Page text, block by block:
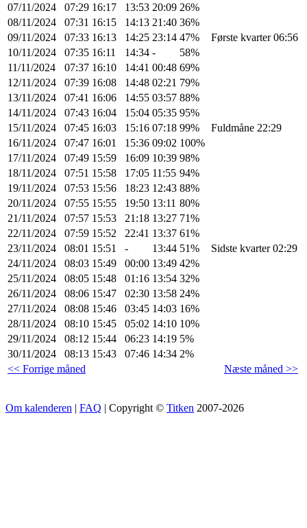
07/11/2024
07:29 16:17 13:53 20:09 26%
08/11/2024
07:31 16:15 14:13 21:40 36%
09/11/2024
07:33 16:13 14:25 23:14 47%
Første kvarter 06:56
10/11/2024
07:35 16:11 14:34 -
58%
11/11/2024
07:37 16:10 14:41 00:48 69%
12/11/2024
07:39 16:08 14:48 02:21 79%
13/11/2024
07:41 16:06 14:55 03:57 88%
14/11/2024
07:43 16:04 15:04 05:35 95%
15/11/2024
07:45 16:03 15:16 07:18 99%
Fuldmåne 22:29
16/11/2024
07:47 16:01 15:36 09:02 100%
17/11/2024
07:49 15:59 16:09 10:39 98%
18/11/2024
07:51 15:58 17:05 11:55 94%
19/11/2024
07:53 15:56 18:23 12:43 88%
20/11/2024
07:55 15:55 19:50 13:11 80%
21/11/2024
07:57 15:53 21:18 13:27 71%
22/11/2024
07:59 15:52 22:41 13:37 61%
23/11/2024
08:01 15:51 - 13:44 51%
Sidste kvarter 02:29
24/11/2024
08:03 15:49 00:00 13:49 42%
25/11/2024
08:05 15:48 01:16 13:54 32%
26/11/2024
08:06 15:47 02:30 13:58 24%
27/11/2024
08:08 15:46 03:45 14:03 16%
28/11/2024
08:10 15:45 05:02 14:10 10%
29/11/2024
08:12 15:44 06:23 14:19 5%
30/11/2024
08:13 15:43 07:46 14:34 2%
<< Forrige måned
Næste måned >>
Om kalenderen | FAQ | Copyright © Titken 2007-2026